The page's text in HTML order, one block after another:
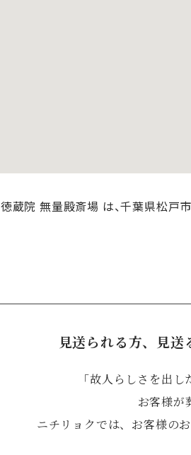
徳蔵院 無量殿斎場 は、千葉県松戸
見送られる方、見
「故人らしさを出
お客様が
ニチリョクでは、お客様の